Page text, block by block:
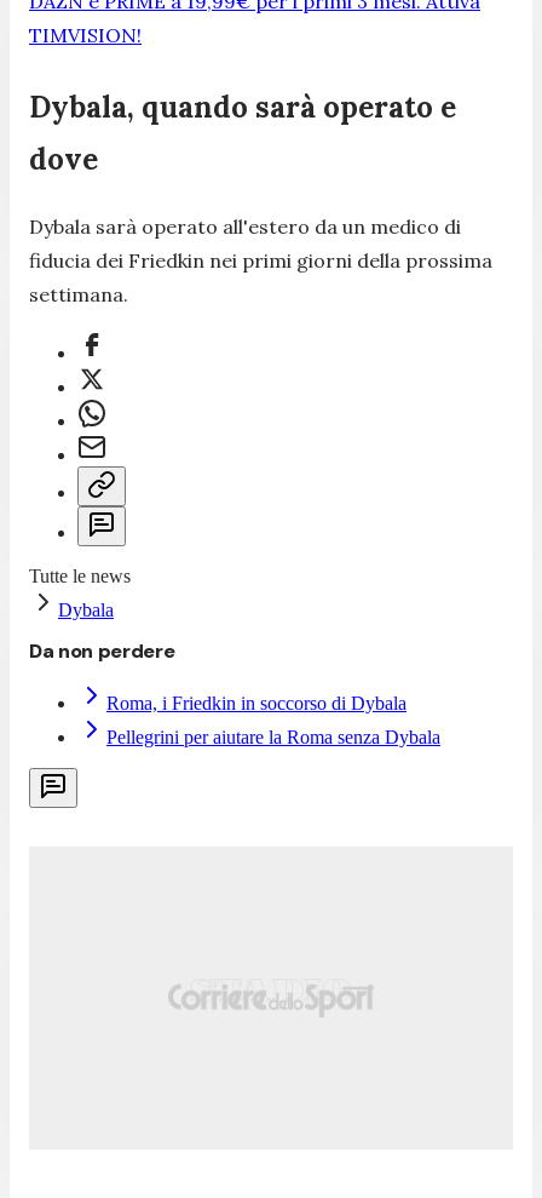
TIMVISION!
Dybala, quando sarà operato e
dove
Dybala sarà operato all'estero da un medico di
fiducia dei Friedkin nei primi giorni della prossima
settimana.
Tutte le news
Dybala
Da non perdere
Roma, i Friedkin in soccorso di Dybala
Pellegrini per aiutare la Roma senza Dybala